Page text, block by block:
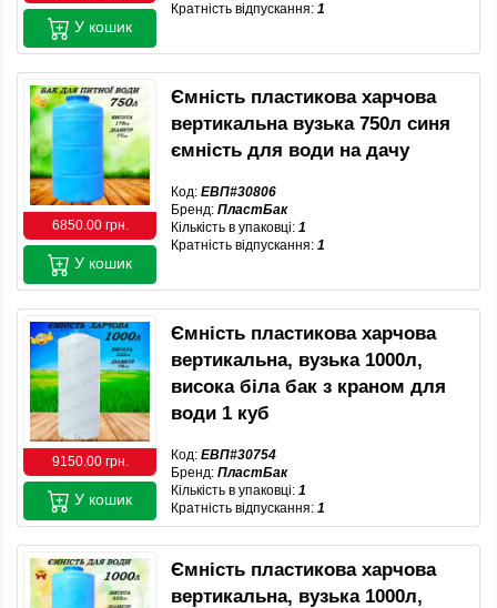
Кратність відпускання: 1
У кошик
6850.00 грн.
Ємність пластикова харчова
вертикальна вузька 750л синя
ємність для води на дачу
Код: ЕВП#30806
Бренд: ПластБак
Кількість в упаковці: 1
Кратність відпускання: 1
У кошик
9150.00 грн.
Ємність пластикова харчова
вертикальна, вузька 1000л,
висока біла бак з краном для
води 1 куб
Код: ЕВП#30754
Бренд: ПластБак
Кількість в упаковці: 1
Кратність відпускання: 1
У кошик
Ємність пластикова харчова
вертикальна, вузька 1000л,